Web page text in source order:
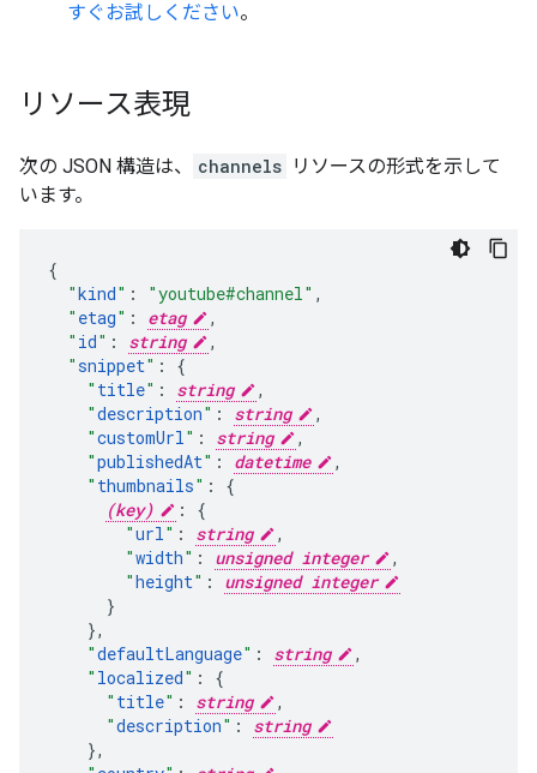
すぐお試しください。
リソース表現
次の JSON 構造は、 channels リソースの形式を示して
います。
"kind" : "youtube#channel" ,
" etag" : etag
,
" id" : string
,
"snippet" :
" title" : string
,
"description" : string
,
"customUrl" : string
,
"publishedAt" : datetime
,
" thumbnails" :
(key)
:
"url" : string
,
"width" : unsigned integer
,
"height" :
unsigned integer
},
"defaultLanguage" : string
,
" localized" :
" title" : string
,
"description" :
string
},